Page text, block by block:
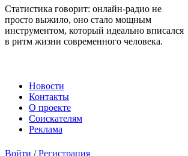
Статистика говорит: онлайн-радио не
просто выжило, оно стало мощным
инструментом, который идеально вписался
в ритм жизни современного человека.
Новости
Контакты
О проекте
Соискателям
Реклама
Войти /Регистрация